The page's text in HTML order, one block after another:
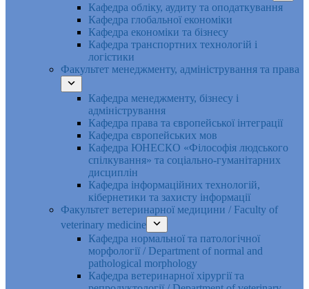
Кафедра обліку, аудиту та оподаткування
Кафедра глобальної економіки
Кафедра економіки та бізнесу
Кафедра транспортних технологій і
логістики
Факультет менеджменту, адміністрування та права
Кафедра менеджменту, бізнесу і
адміністрування
Кафедра права та європейської інтеграції
Кафедра європейських мов
Кафедра ЮНЕСКО «Філософія людського
спілкування» та соціально-гуманітарних
дисциплін
Кафедра інформаційних технологій,
кібернетики та захисту інформації
Факультет ветеринарної медицини / Faculty of
veterinary medicine
Кафедра нормальної та патологічної
морфології / Department of normal and
pathological morphology
Кафедра ветеринарної хірургії та